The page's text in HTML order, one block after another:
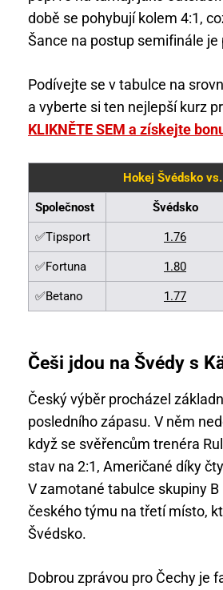
době se pohybují kolem 4:1,
Šance na postup semifinále je
Podívejte se v tabulce na
a vyberte si ten nejlepší kurz
KLIKNĚTE SEM a získejte
Hokej Švédsko
Společnost Švédsko
✅Tipsport 1.76
✅Fortuna 1.80
✅Betano 1.77
Češi jdou na Švédy s
Český výběr procházel
posledního zápasu. V něm
když se svěřencům trenéra
stav na 2:1, Američané díky
V zamotané tabulce skupiny
českého týmu na třetí místo,
Švédsko.
Dobrou zprávou pro Čechy je